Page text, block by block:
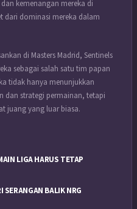
kemenangan mereka di
dari dominasi mereka dalam
di Masters Madrid, Sentinels
sebagai salah satu tim papan
tidak hanya menunjukkan
dan strategi permainan, tetapi
juang yang luar biasa.
LIGA HARUS TETAP
SERANGAN BALIK NRG